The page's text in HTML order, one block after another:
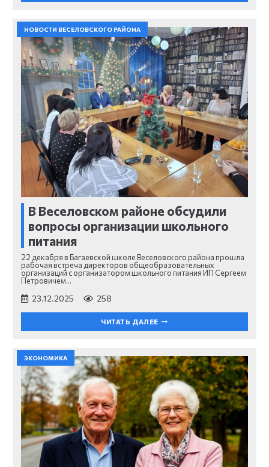
НОВОСТИ ВЕСЕЛОВСКОГО РАЙОНА
В Веселовском районе обсудили
вопросы организации школьного
питания
22 декабря в Багаевской школе Веселовского района прошла
рабочая встреча директоров общеобразовательных
организаций с организатором школьного питания ИП Сергеем
Петровичем…
23.12.2025 258
ЧИТАТЬ ДАЛЕЕ
ЭКОНОМИКА